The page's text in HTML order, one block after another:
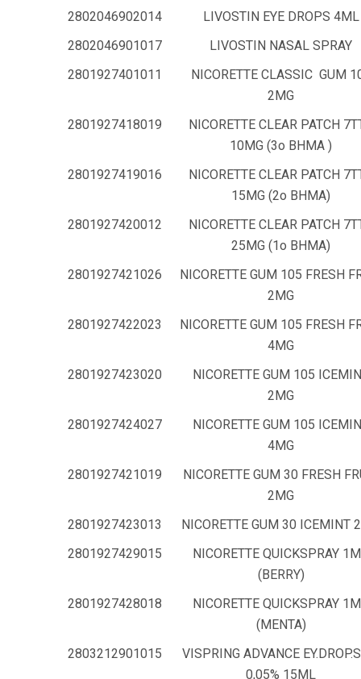
2802046902014
LIVOSTIN EYE DROPS 4ML
2802046901017
LIVOSTIN NASAL SPRAY
2801927401011
NICORETTE CLASSIC GUM
2MG
2801927418019
NICORETTE CLEAR PATCH
10MG (3o ΒΗΜΑ )
2801927419016
NICORETTE CLEAR PATCH
15MG (2ο ΒΗΜΑ)
2801927420012
NICORETTE CLEAR PATCH
25MG (1ο ΒΗΜΑ)
2801927421026
NICORETTE GUM 105 FRESH
2MG
2801927422023
NICORETTE GUM 105 FRESH
4MG
2801927423020
NICORETTE GUM 105
2MG
2801927424027
NICORETTE GUM 105
4MG
2801927421019
NICORETTE GUM 30 FRESH
2MG
2801927423013
NICORETTE GUM 30 ICEMINT
2801927429015
NICORETTE QUICKSPRAY
(BERRY)
2801927428018
NICORETTE QUICKSPRAY
(ΜΕΝΤΑ)
2803212901015
VISPRING ADVANCE
0,05% 15ML